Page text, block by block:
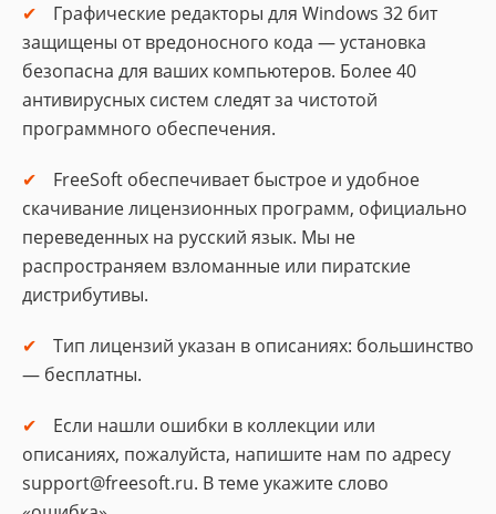
Графические редакторы для Windows 32 бит
защищены от вредоносного кода — установка
безопасна для ваших компьютеров. Более 40
антивирусных систем следят за чистотой
программного обеспечения.
FreeSoft обеспечивает быстрое и удобное
скачивание лицензионных программ, официально
переведенных на русский язык. Мы не
распространяем взломанные или пиратские
дистрибутивы.
Тип лицензий указан в описаниях: большинство
— бесплатны.
Если нашли ошибки в коллекции или
описаниях, пожалуйста, напишите нам по адресу
support@freesoft.ru. В теме укажите слово